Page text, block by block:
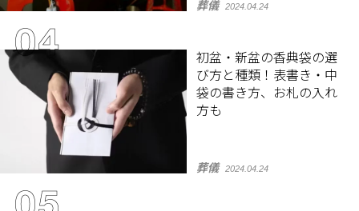
葬儀 2024.04.24
初盆・新盆の香典袋の選
び方と種類！表書き・中
袋の書き方、お札の入れ
方も
葬儀 2024.04.24